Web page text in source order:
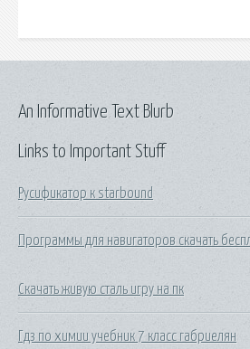
Links to Important Stuff
Русификатор к starbound
Программы для навигаторов скачать
Скачать живую сталь игру на пк
Гдз по химии учебник 7 класс габриелян
An Informative Text Blurb